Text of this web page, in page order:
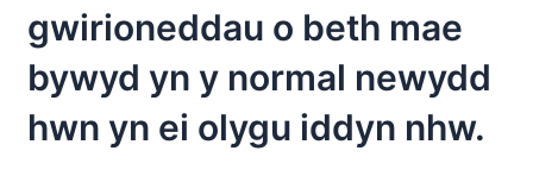
gwirioneddau o beth mae
bywyd yn y normal newydd
hwn yn ei olygu iddyn nhw.